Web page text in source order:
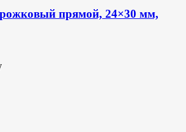
прямой, 24×30 мм,